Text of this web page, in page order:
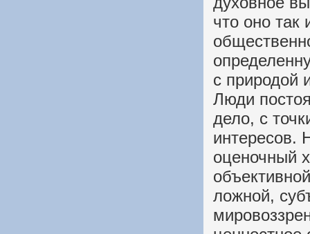
что оно так
с природой
Люди
дело, с
интересов.
оценочный
ложной,